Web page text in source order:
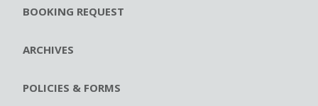
BOOKING REQUEST
ARCHIVES
POLICIES & FORMS